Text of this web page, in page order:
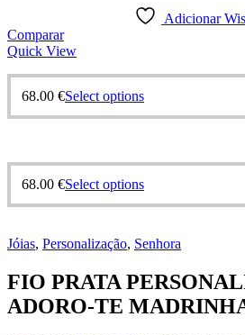
Adicionar
Comparar
Quick View
68.00 €Select options
68.00 €Select options
Jóias, Personalização, Senhora
FIO PRATA
ADORO-TE